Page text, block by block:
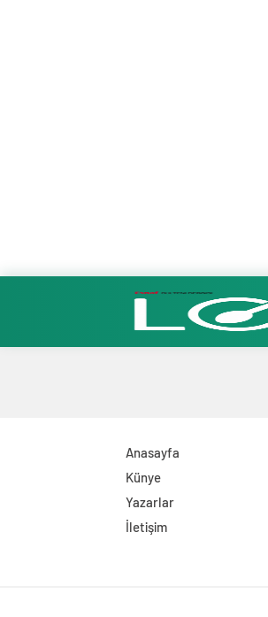
Anasayfa
Künye
Yazarlar
İletişim